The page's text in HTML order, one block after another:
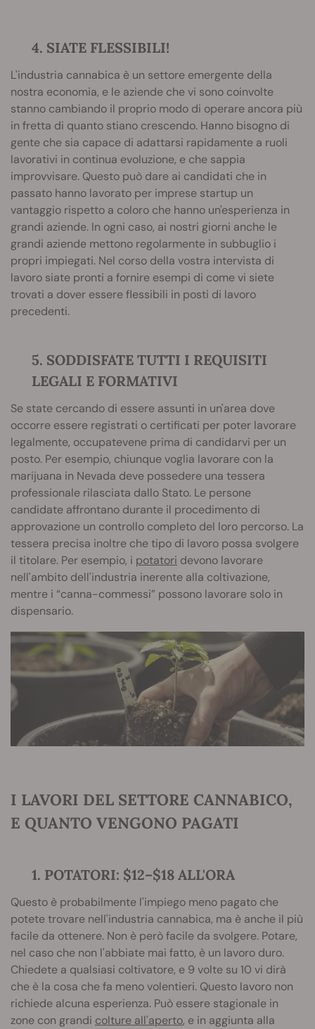
4. SIATE FLESSIBILI!
L'industria cannabica è un settore emergente della
nostra economia, e le aziende che vi sono coinvolte
stanno cambiando il proprio modo di operare ancora più
in fretta di quanto stiano crescendo. Hanno bisogno di
gente che sia capace di adattarsi rapidamente a ruoli
lavorativi in continua evoluzione, e che sappia
improvvisare. Questo può dare ai candidati che in
passato hanno lavorato per imprese startup un
vantaggio rispetto a coloro che hanno un'esperienza in
grandi aziende. In ogni caso, ai nostri giorni anche le
grandi aziende mettono regolarmente in subbuglio i
propri impiegati. Nel corso della vostra intervista di
lavoro siate pronti a fornire esempi di come vi siete
trovati a dover essere flessibili in posti di lavoro
precedenti.
5. SODDISFATE TUTTI I REQUISITI
LEGALI E FORMATIVI
Se state cercando di essere assunti in un'area dove
occorre essere registrati o certificati per poter lavorare
legalmente, occupatevene prima di candidarvi per un
posto. Per esempio, chiunque voglia lavorare con la
marijuana in Nevada deve possedere una tessera
professionale rilasciata dallo Stato. Le persone
candidate affrontano durante il procedimento di
approvazione un controllo completo del loro percorso. La
tessera precisa inoltre che tipo di lavoro possa svolgere
il titolare. Per esempio, i potatori devono lavorare
nell'ambito dell'industria inerente alla coltivazione,
mentre i “canna-commessi” possono lavorare solo in
dispensario.
I LAVORI DEL SETTORE CANNABICO,
E QUANTO VENGONO PAGATI
1. POTATORI: $12–$18 ALL'ORA
Questo è probabilmente l'impiego meno pagato che
potete trovare nell'industria cannabica, ma è anche il più
facile da ottenere. Non è però facile da svolgere. Potare,
nel caso che non l'abbiate mai fatto, è un lavoro duro.
Chiedete a qualsiasi coltivatore, e 9 volte su 10 vi dirà
che è la cosa che fa meno volentieri. Questo lavoro non
richiede alcuna esperienza. Può essere stagionale in
zone con grandi colture all'aperto, e in aggiunta alla